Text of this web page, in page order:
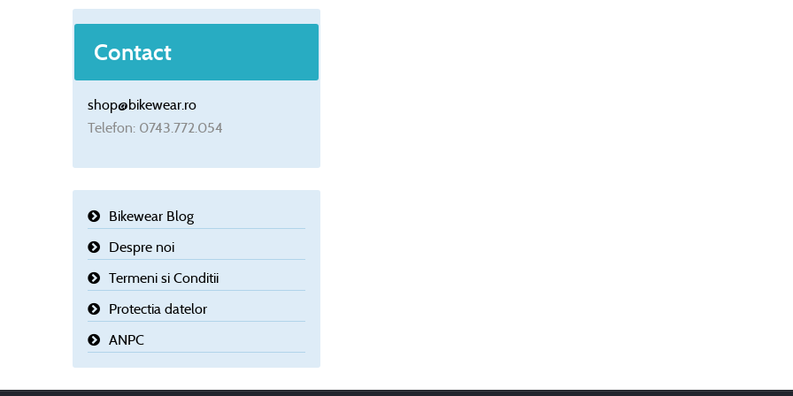
Contact
shop@bikewear.ro
Telefon: 0743.772.054
Bikewear Blog
Despre noi
Termeni si Conditii
Protectia datelor
ANPC